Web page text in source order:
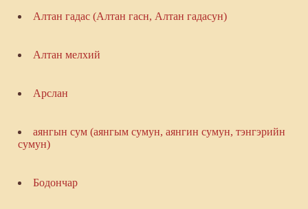
Алтан гадас (Алтан гасн, Алтан гадасун)
Алтан мелхий
Арслан
аянгын сум (аянгым сумун, аянгин сумун, тэнгэрийн
сумун)
Бодончар